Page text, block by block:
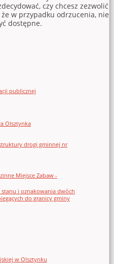
publicznej
Olsztynka
drogi gminnej nr
Miejsce Zabaw -
i oznakowania dwóch
do granicy gminy
w Olsztynku
czy chcesz zezwolić
w przypadku odrzucenia, nie
dostępne.